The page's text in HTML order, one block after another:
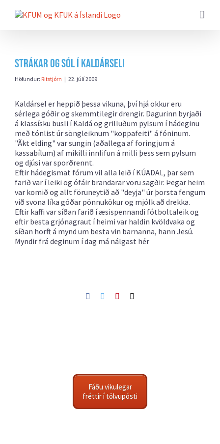
beint
Strákar og sól í Kaldárseli
Höfundur: Ritstjórn | 22. júlí 2009
Kaldársel er heppið þessa vikuna, því hjá okkur eru
sérlega góðir og skemmtilegir drengir. Dagurinn byrjaði
á klassísku busli í Kaldá og grilluðum pylsum í hádeginu
með tónlist úr söngleiknum "koppafeiti" á fóninum.
"Ãkt elding" var sungin (aðallega af foringjum á
kassabílum) af mikilli innlifun á milli þess sem pylsum
og djúsi var sporðrennt.
Eftir hádegismat fórum vil alla leið í KÚADAL, þar sem
farið var í leiki og ófáir brandarar voru sagðir. Þegar heim
var komið og allt föruneytið að "deyja" úr þorsta fengum
við svona líka góðar pönnukökur og mjólk að drekka.
Eftir kaffi var síðan farið í æsispennandi fótboltaleik og
eftir besta grjónagraut í heimi var haldin kvöldvaka og
síðan horft á mynd um besta vin barnanna, hann Jesú.
Myndir frá deginum í dag má nálgast hér
Facebook
TwitterPinterest
Fáðu vikulegar
fréttir í tölvupósti